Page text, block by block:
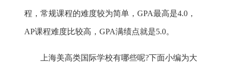
程，常规课程的难度较为简单，GPA最高是4.0，
AP课程难度比较高，GPA满绩点就是5.0。
上海美高类国际学校有哪些呢?下面小编为大